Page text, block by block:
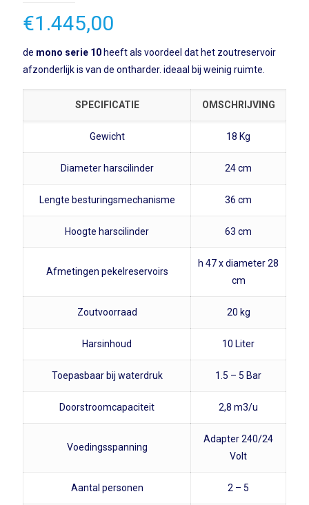
€1.445,00
de mono serie 10heeft als voordeel dat het zoutreservoir
afzonderlijk is van de ontharder. ideaal bij weinig ruimte.
SPECIFICATIE OMSCHRIJVING
Gewicht 18 Kg
Diameter harscilinder 24 cm
Lengte besturingsmechanisme 36 cm
Hoogte harscilinder 63 cm
Afmetingen pekelreservoirs
h 47 x diameter 28
cm
Zoutvoorraad 20 kg
Harsinhoud 10 Liter
Toepasbaar bij waterdruk 1.5 – 5 Bar
Doorstroomcapaciteit 2,8 m3/u
Voedingsspanning
Adapter 240/24
Volt
Aantal personen 2 – 5